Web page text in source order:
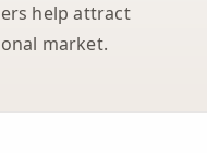
help attract
market.